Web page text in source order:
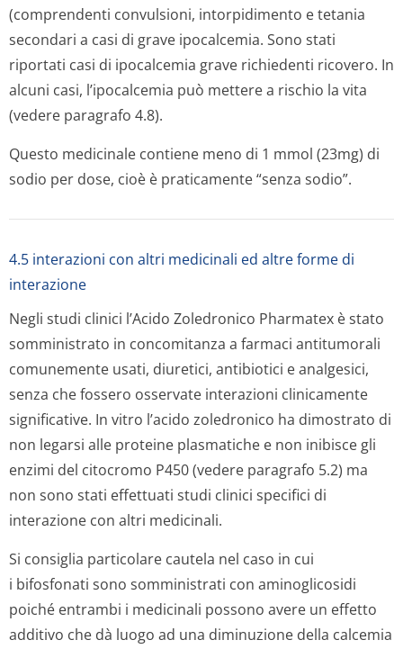
(comprendenti convulsioni, intorpidimento e tetania
secondari a casi di grave ipocalcemia. Sono stati
riportati casi di ipocalcemia grave richiedenti ricovero. In
alcuni casi, l’ipocalcemia può mettere a rischio la vita
(vedere paragrafo 4.8).
Questo medicinale contiene meno di 1 mmol (23mg) di
sodio per dose, cioè è praticamente “senza sodio”.
4.5 interazioni con altri medicinali ed altre forme di
interazione
Negli studi clinici l’Acido Zoledronico Pharmatex è stato
somministrato in concomitanza a farmaci antitumorali
comunemente usati, diuretici, antibiotici e analgesici,
senza che fossero osservate interazioni clinicamente
significative. In vitro l’acido zoledronico ha dimostrato di
non legarsi alle proteine plasmatiche e non inibisce gli
enzimi del citocromo P450 (vedere paragrafo 5.2) ma
non sono stati effettuati studi clinici specifici di
interazione con altri medicinali.
Si consiglia particolare cautela nel caso in cui
i bifosfonati sono somministrati con aminoglicosidi
poiché entrambi i medicinali possono avere un effetto
additivo che dà luogo ad una diminuzione della calcemia